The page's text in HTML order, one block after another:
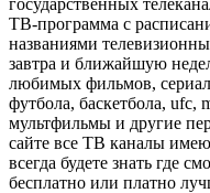
государственных
ТВ-программа с
названиями
завтра и ближайшую
любимых фильмов,
футбола, баскетбола, ufc,
мультфильмы и другие
сайте все ТВ каналы
всегда будете знать где
бесплатно или платно